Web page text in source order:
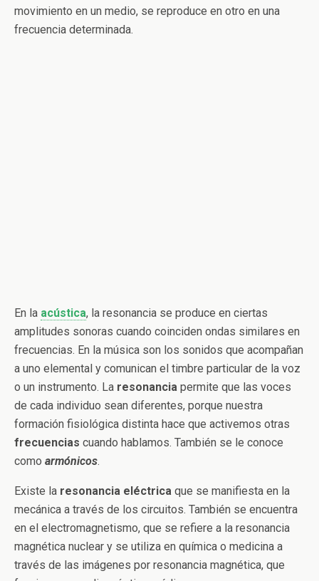
movimiento en un medio, se reproduce en otro en una
frecuencia determinada.
En la acústica, la resonancia se produce en ciertas
amplitudes sonoras cuando coinciden ondas similares en
frecuencias. En la música son los sonidos que acompañan
a uno elemental y comunican el timbre particular de la voz
o un instrumento. La resonancia permite que las voces
de cada individuo sean diferentes, porque nuestra
formación fisiológica distinta hace que activemos otras
frecuencias cuando hablamos. También se le conoce
como armónicos.
Existe la resonancia eléctrica que se manifiesta en la
mecánica a través de los circuitos. También se encuentra
en el electromagnetismo, que se refiere a la resonancia
magnética nuclear y se utiliza en química o medicina a
través de las imágenes por resonancia magnética, que